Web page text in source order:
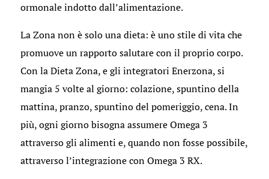
ormonale indotto dall’alimentazione.
La Zona non è solo una dieta: è uno stile di vita che
promuove un rapporto salutare con il proprio corpo.
Con la Dieta Zona, e gli integratori Enerzona, si
mangia 5 volte al giorno: colazione, spuntino della
mattina, pranzo, spuntino del pomeriggio, cena. In
più, ogni giorno bisogna assumere Omega 3
attraverso gli alimenti e, quando non fosse possibile,
attraverso l’integrazione con Omega 3 RX.